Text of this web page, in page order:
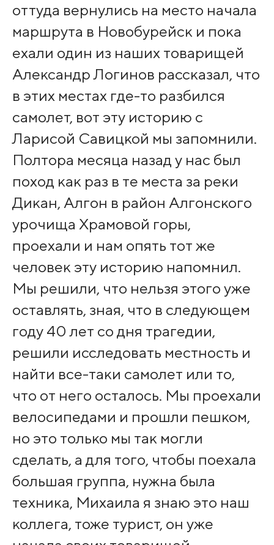
оттуда вернулись на место начала
маршрута в Новобурейск и пока
ехали один из наших товарищей
Александр Логинов рассказал, что
в этих местах где-то разбился
самолет, вот эту историю с
Ларисой Савицкой мы запомнили.
Полтора месяца назад у нас был
поход как раз в те места за реки
Дикан, Алгон в район Алгонского
урочища Храмовой горы,
проехали и нам опять тот же
человек эту историю напомнил.
Мы решили, что нельзя этого уже
оставлять, зная, что в следующем
году 40 лет со дня трагедии,
решили исследовать местность и
найти все-таки самолет или то,
что от него осталось. Мы проехали
велосипедами и прошли пешком,
но это только мы так могли
сделать, а для того, чтобы поехала
большая группа, нужна была
техника, Михаила я знаю это наш
коллега, тоже турист, он уже